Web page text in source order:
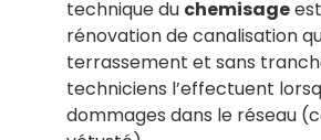
technique du chemisage
rénovation de canalisation
terrassement et sans
techniciens l’effectuent
dommages dans le réseau